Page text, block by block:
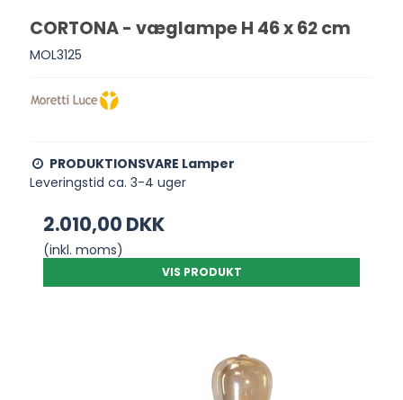
CORTONA - væglampe H 46 x 62 cm
MOL3125
PRODUKTIONSVARE Lamper
Leveringstid ca. 3-4 uger
2.010,00 DKK
(inkl. moms)
VIS PRODUKT